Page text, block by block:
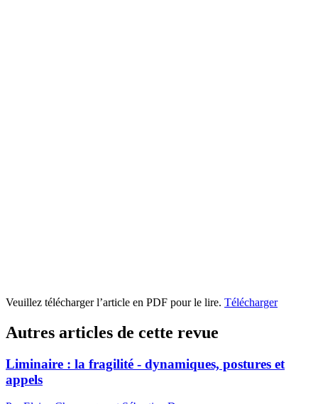
Veuillez télécharger l’article en PDF pour le lire. Télécharger
Autres articles de cette revue
Liminaire : la fragilité - dynamiques, postures et
appels